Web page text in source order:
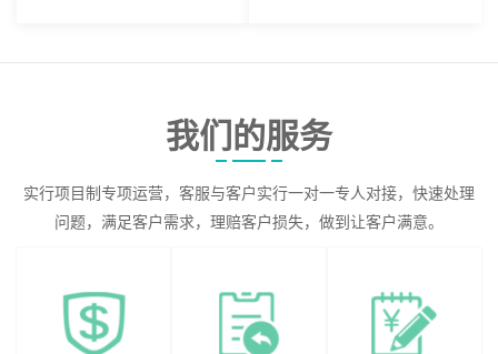
我们的服务
实行项目制专项运营，客服与客户实行一对一专人对接，快速处理
问题，满足客户需求，理赔客户损失，做到让客户满意。